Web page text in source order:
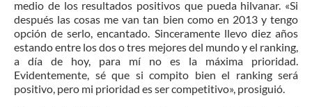
medio de los resultados positivos que pueda hilvanar. «Si
después las cosas me van tan bien como en 2013 y tengo
opción de serlo, encantado. Sinceramente llevo diez años
estando entre los dos o tres mejores del mundo y el ranking,
a día de hoy, para mí no es la máxima prioridad.
Evidentemente, sé que si compito bien el ranking será
positivo, pero mi prioridad es ser competitivo», prosiguió.